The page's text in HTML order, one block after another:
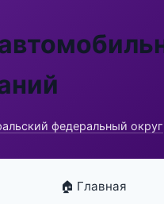
федеральный округ
🏠 Главная